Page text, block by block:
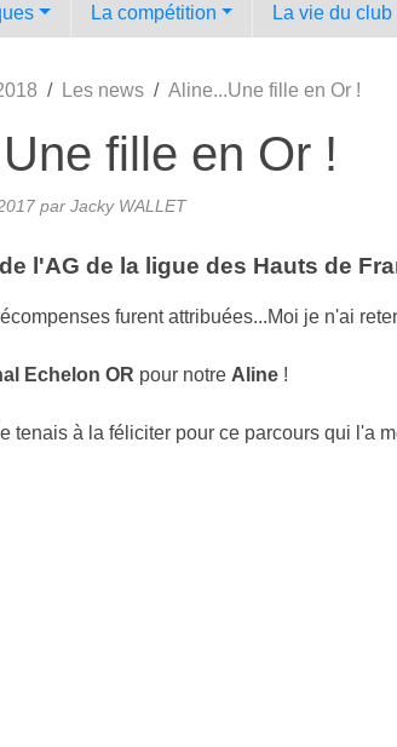
La compétition La vie du club
Les news Aline...Une fille en Or !
fille en Or !
par Jacky WALLET
l'AG de la ligue des Hauts de
furent attribuées...Moi je n'ai
Echelon OR pour notre Aline !
tenais à la féliciter pour ce parcours qui l'a